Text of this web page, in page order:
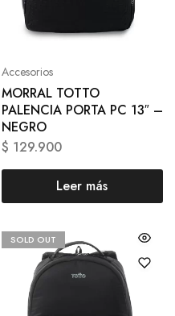
Accesorios
MORRAL TOTTO
PALENCIA PORTA PC 13″ –
NEGRO
$ 129.900
Leer más
SOLD OUT